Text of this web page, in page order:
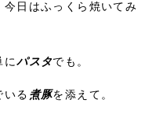
日はふっくら焼いてみ
にパスタでも。
いる 煮豚を添えて。